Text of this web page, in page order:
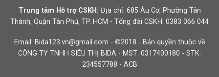
Trung tâm Hỗ trợ CSKH: Địa chỉ: 685 Âu Cơ, Phường Tân
Thành, Quận Tân Phú, TP. HCM - Tổng đài CSKH: 0383 066 044
Email: Bida123.vn@gmail.com - ©2018 - Bản quyền thuộc về
CÔNG TY TNHH SIÊU THỊ BIDA - MST: 0317400180 - STK:
234557788 - ACB